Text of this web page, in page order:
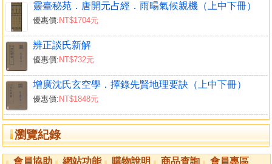
靈臺秘苑．唐開元占經．雨暘氣候親機（上中下冊）
優惠價: NT$1704元
辨正談氏新解
優惠價: NT$732元
增廣沈氏玄空學．擇錄先賢地理要訣（上中下冊）
優惠價: NT$1848元
瀏覽紀錄
會員協助 網站功能 購物說明 商品查詢 會員專區